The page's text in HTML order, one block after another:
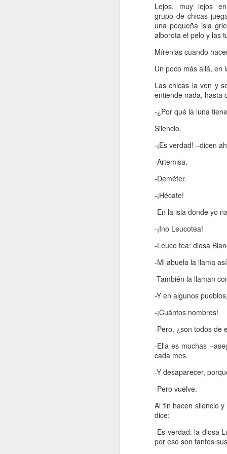
Lejos, muy lejos
grupo de chicas
una pequeña isla
alborota el pelo y las
Mírenlas cuando
Un poco más allá, en
Las chicas la ven y
entiende nada, hasta
-¿Por qué la luna
Silencio.
-¡Es verdad! –dicen
-Artemisa.
-Deméter.
-¡Hécate!
-En la isla donde yo
-¡Ino Leucotea!
-Leuco tea: diosa
-Mi abuela la llama
-También la llaman
-Y en algunos
-¡Cuántos nombres!
-Pero, ¿son todos de
-Ella es muchas
cada mes.
-Y desaparecer,
-Pero vuelve.
Al fin hacen silencio
dice:
-Es verdad: la diosa
por eso son tantos
Retorno ilusionado a
Carmen Martín Gaite
Por Cecilia Sorrentino
“Una vuelve siempre a los viejos
Chavela. Y aunque su amigo de
canción: “al lugar donde has sido
feliz no debieras tratar de volver”,
yo regreso a Nubosidad variable,
la novela de Carmen Martín Gaite,
veinte años después.
Tiene algo de aventura. Quizás no
deslumbramiento pero también
podrían suscitarse otros nuevos.
Será un reencuentro con mis
marcas y subrayados.